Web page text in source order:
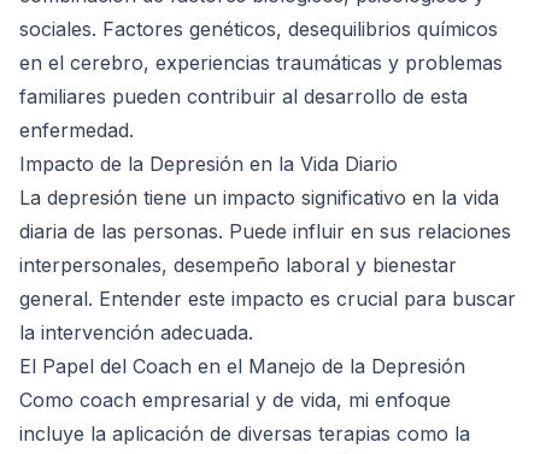
sociales. Factores genéticos, desequilibrios químicos
en el cerebro, experiencias traumáticas y problemas
familiares pueden contribuir al desarrollo de esta
enfermedad.
Impacto de la Depresión en la Vida Diario
La depresión tiene un impacto significativo en la vida
diaria de las personas. Puede influir en sus relaciones
interpersonales, desempeño laboral y bienestar
general. Entender este impacto es crucial para buscar
la intervención adecuada.
El Papel del Coach en el Manejo de la Depresión
Como coach empresarial y de vida, mi enfoque
incluye la aplicación de diversas terapias como la